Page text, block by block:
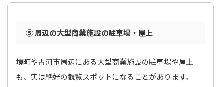
⑤ 周辺の大型商業施設の駐車場・屋上
境町や古河市周辺にある大型商業施設の駐車場や屋上
も、実は絶好の観覧スポットになることがあります。